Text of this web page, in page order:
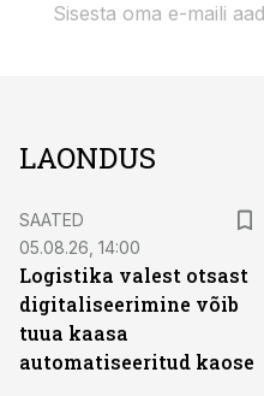
LAONDUS
SAATED
05.08.26, 14:00
Logistika valest otsast
digitaliseerimine võib
tuua kaasa
automatiseeritud kaose